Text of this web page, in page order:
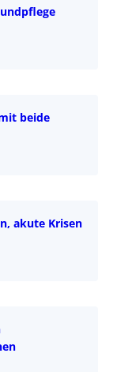
beide
akute Krisen